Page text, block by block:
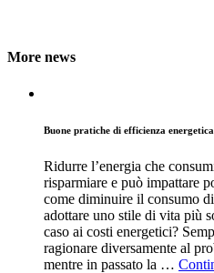
More news
Buone pratiche di efficienza
Ridurre l’energia che
risparmiare e può impattare
come diminuire il consumo
adottare uno stile di vita più
caso ai costi energetici?
ragionare diversamente al
mentre in passato la …